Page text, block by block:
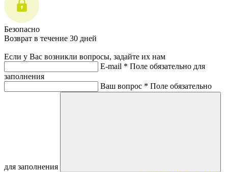
Безопасно
Возврат в течение 30 дней
Если у Вас возникли вопросы, задайте их нам
E-mail * Поле обязательно для
заполнения
Ваш вопрос * Поле обязательно
для заполнения